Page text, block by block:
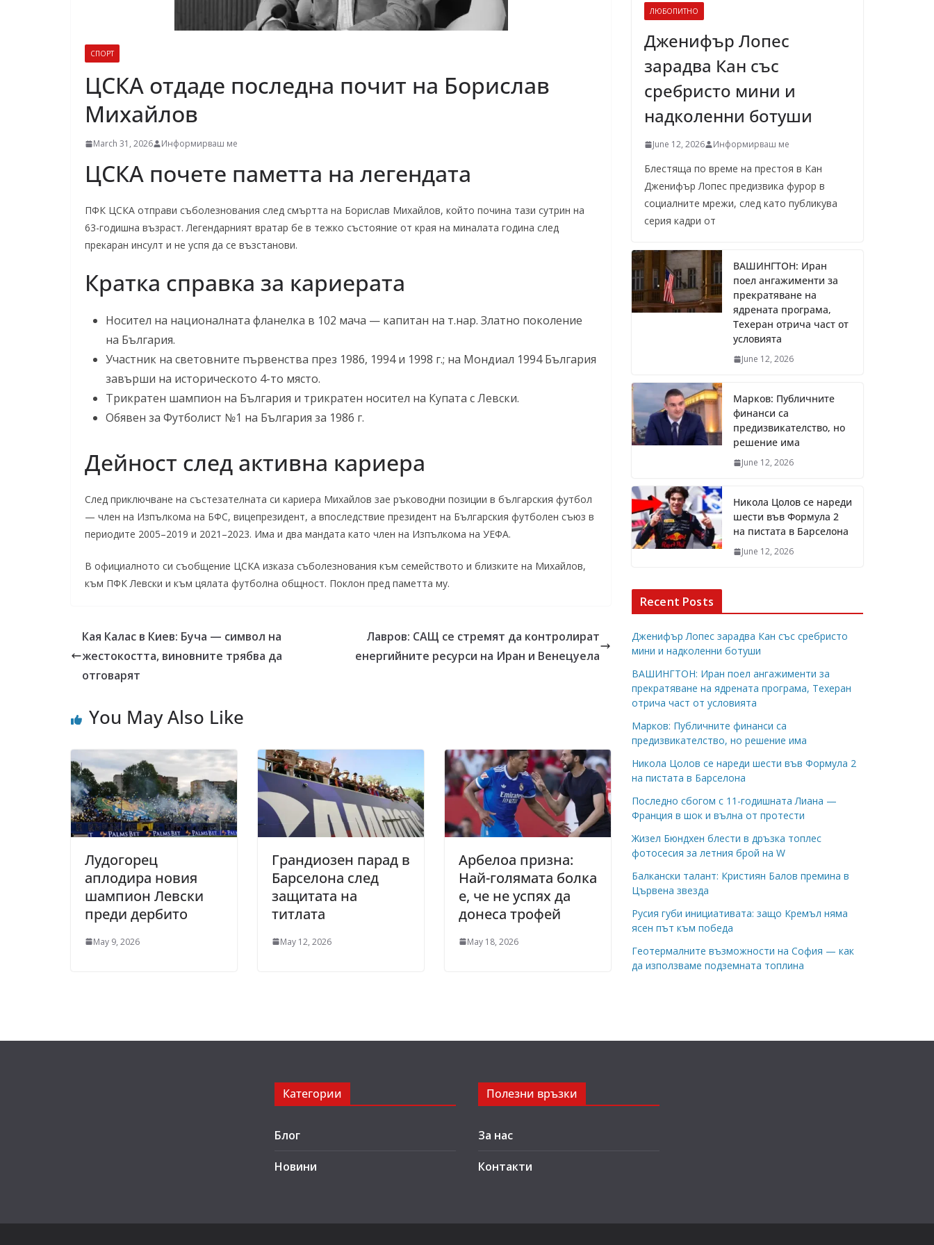
СПОРТ
ЦСКА отдаде последна почит на Борислав
Михайлов
March 31, 2026 Информирваш ме
ЦСКА почете паметта на легендата
ПФК ЦСКА отправи съболезнования след смъртта на Борислав Михайлов, който почина тази сутрин на
63-годишна възраст. Легендарният вратар бе в тежко състояние от края на миналата година след
прекаран инсулт и не успя да се възстанови.
Кратка справка за кариерата
Носител на националната фланелка в 102 мача — капитан на т.нар. Златно поколение
на България.
Участник на световните първенства през 1986, 1994 и 1998 г.; на Мондиал 1994 България
завърши на историческото 4-то място.
Трикратен шампион на България и трикратен носител на Купата с Левски.
Обявен за Футболист №1 на България за 1986 г.
Дейност след активна кариера
След приключване на състезателната си кариера Михайлов зае ръководни позиции в българския футбол
— член на Изпълкома на БФС, вицепрезидент, а впоследствие президент на Българския футболен съюз в
периодите 2005–2019 и 2021–2023. Има и два мандата като член на Изпълкома на УЕФА.
В официалното си съобщение ЦСКА изказа съболезнования към семейството и близките на Михайлов,
към ПФК Левски и към цялата футболна общност. Поклон пред паметта му.
Кая Калас в Киев: Буча — символ на
жестокостта, виновните трябва да
отговарят
Лавров: САЩ се стремят да контролират
енергийните ресурси на Иран и Венецуела
You May Also Like
Лудогорец
аплодира новия
шампион Левски
преди дербито
May 9, 2026
Грандиозен парад в
Барселона след
защитата на
титлата
May 12, 2026
Арбелоа призна:
Най-голямата болка
е, че не успях да
донеса трофей
May 18, 2026
ЛЮБОПИТНО
Дженифър Лопес
зарадва Кан със
сребристо мини и
надколенни ботуши
June 12, 2026 Информирваш ме
Блестяща по време на престоя в Кан
Дженифър Лопес предизвика фурор в
социалните мрежи, след като публикува
серия кадри от
ВАШИНГТОН: Иран
поел ангажименти за
прекратяване на
ядрената програма,
Техеран отрича част от
условията
June 12, 2026
Марков: Публичните
финанси са
предизвикателство, но
решение има
June 12, 2026
Никола Цолов се нареди
шести във Формула 2
на пистата в Барселона
June 12, 2026
Recent Posts
Дженифър Лопес зарадва Кан със сребристо
мини и надколенни ботуши
ВАШИНГТОН: Иран поел ангажименти за
прекратяване на ядрената програма, Техеран
отрича част от условията
Марков: Публичните финанси са
предизвикателство, но решение има
Никола Цолов се нареди шести във Формула 2
на пистата в Барселона
Последно сбогом с 11-годишната Лиана —
Франция в шок и вълна от протести
Жизел Бюндхен блести в дръзка топлес
фотосесия за летния брой на W
Балкански талант: Кристиян Балов премина в
Цървена звезда
Русия губи инициативата: защо Кремъл няма
ясен път към победа
Геотермалните възможности на София — как
да използваме подземната топлина
Категории
Блог
Новини
Полезни връзки
За нас
Контакти